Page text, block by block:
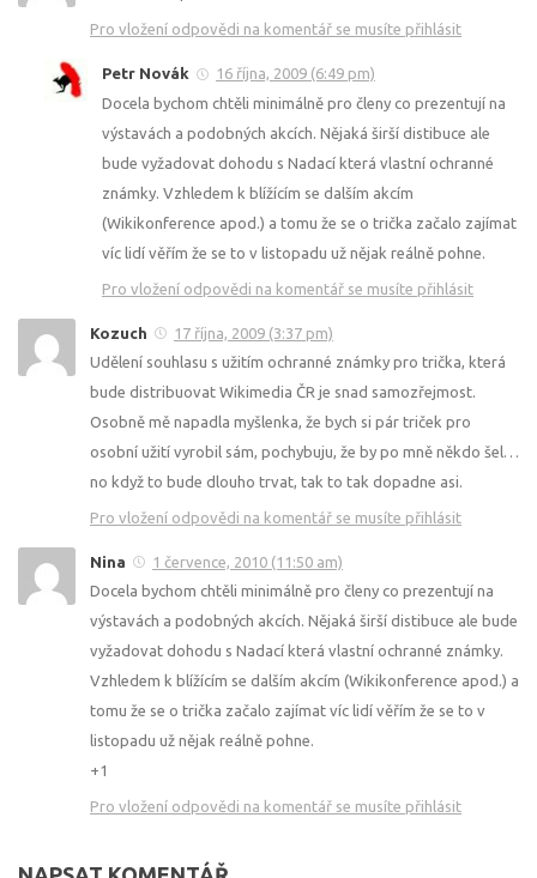
Pro vložení odpovědi na komentář se musíte přihlásit
Petr Novák
16 října, 2009 (6:49 pm)
Docela bychom chtěli minimálně pro členy co prezentují na
výstavách a podobných akcích. Nějaká širší distibuce ale
bude vyžadovat dohodu s Nadací která vlastní ochranné
známky. Vzhledem k blížícím se dalším akcím
(Wikikonference apod.) a tomu že se o trička začalo zajímat
víc lidí věřím že se to v listopadu už nějak reálně pohne.
Pro vložení odpovědi na komentář se musíte přihlásit
Kozuch
17 října, 2009 (3:37 pm)
Udělení souhlasu s užitím ochranné známky pro trička, která
bude distribuovat Wikimedia ČR je snad samozřejmost.
Osobně mě napadla myšlenka, že bych si pár triček pro
osobní užití vyrobil sám, pochybuju, že by po mně někdo šel…
no když to bude dlouho trvat, tak to tak dopadne asi.
Pro vložení odpovědi na komentář se musíte přihlásit
Nina
1 července, 2010 (11:50 am)
Docela bychom chtěli minimálně pro členy co prezentují na
výstavách a podobných akcích. Nějaká širší distibuce ale bude
vyžadovat dohodu s Nadací která vlastní ochranné známky.
Vzhledem k blížícím se dalším akcím (Wikikonference apod.) a
tomu že se o trička začalo zajímat víc lidí věřím že se to v
listopadu už nějak reálně pohne.
+1
Pro vložení odpovědi na komentář se musíte přihlásit